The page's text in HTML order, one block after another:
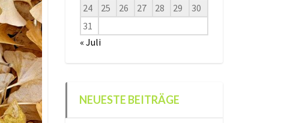
24
25 26 27 28 29
30
31
« Juli
NEUESTE BEITRÄGE